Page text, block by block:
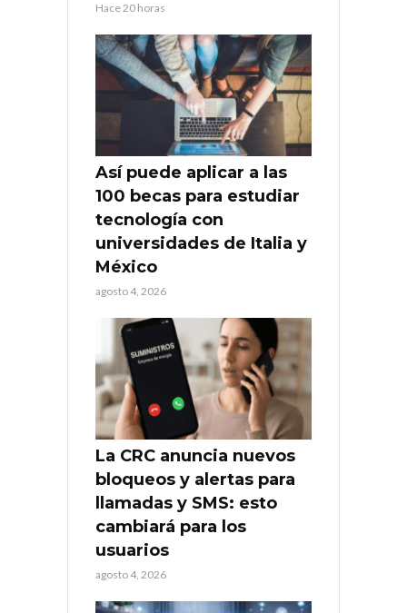
Hace 20 horas
Así puede aplicar a las
100 becas para estudiar
tecnología con
universidades de Italia y
México
agosto 4, 2026
La CRC anuncia nuevos
bloqueos y alertas para
llamadas y SMS: esto
cambiará para los
usuarios
agosto 4, 2026